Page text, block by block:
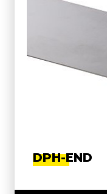
DPH-END